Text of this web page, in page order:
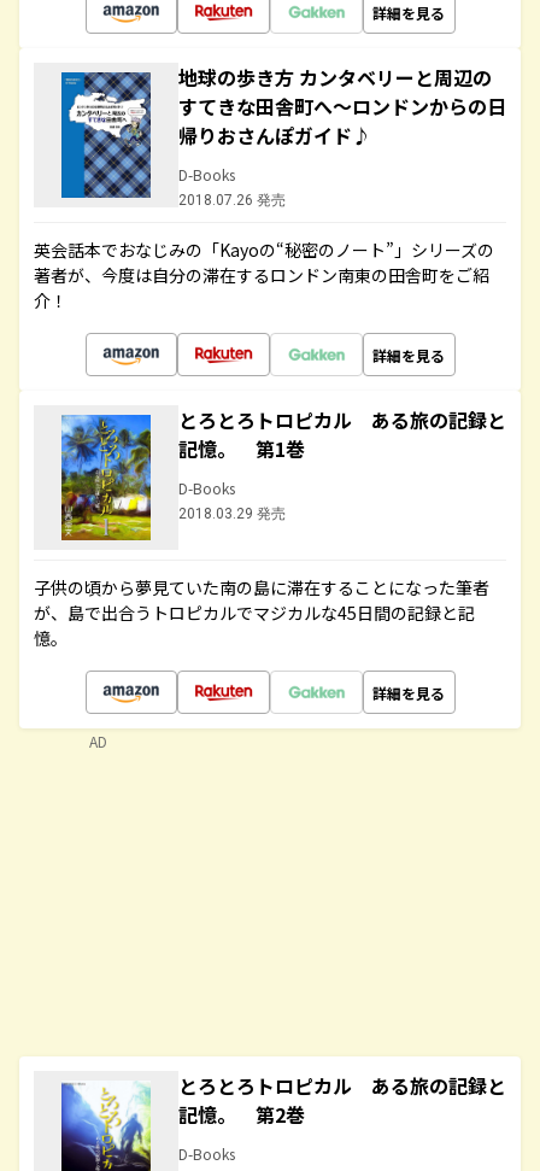
詳細を見る
地球の歩き方 カンタベリーと周辺の
すてきな田舎町へ～ロンドンからの日
帰りおさんぽガイド♪
D-Books
2018.07.26 発売
英会話本でおなじみの「Kayoの“秘密のノート”」シリーズの
著者が、今度は自分の滞在するロンドン南東の田舎町をご紹
介！
詳細を見る
とろとろトロピカル ある旅の記録と
記憶。 第1巻
D-Books
2018.03.29 発売
子供の頃から夢見ていた南の島に滞在することになった筆者
が、島で出合うトロピカルでマジカルな45日間の記録と記
憶。
詳細を見る
とろとろトロピカル ある旅の記録と
記憶。 第2巻
D-Books
AD